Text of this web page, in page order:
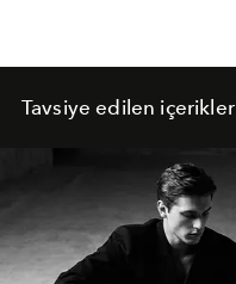
Tavsiye edilen içerikler